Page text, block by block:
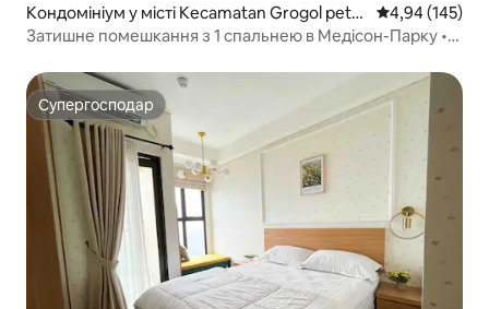
Кондомініум у місті Kecamatan Grogol peta
mburan
Середня
4,94 (145)
Затишне помешкання з 1 спальнею в Медісон-Парку •
Супергосподар
Супергосподар